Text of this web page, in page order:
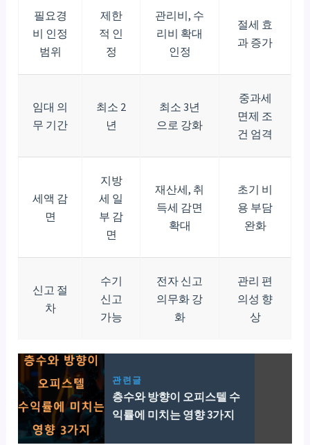
필요경
비 인정
범위
제한
적 인
정
관리비, 수
리비 확대
인정
절세 효
과 증가
임대 의
무 기간
최소 2
년
최소 3년
으로 강화
중과세
면제 조
건 엄격
세액 감
면
지방
세 일
부 감
면
재산세, 취
득세 감면
확대
초기 비
용 부담
완화
신고 절
차
수기
신고
가능
전자 신고
의무화 강
화
관리 편
의성 향
상
관련글
층수와 방향이 오피스텔 수
익률에 미치는 영향 3가지